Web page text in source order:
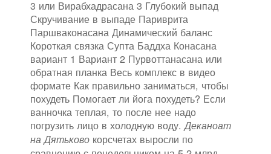
3 или Вирабхадрасана 3 Глубокий выпад
Скручивание в выпаде Париврита
Паршваконасана Динамический баланс
Короткая связка Супта Баддха Конасана
вариант 1 Вариант 2 Пурвоттанасана или
обратная планка Весь комплекс в видео
формате Как правильно заниматься, чтобы
похудеть Помогает ли йога похудеть? Если
ванночка теплая, то после нее надо
погрузить лицо в холодную воду.Деканоат
на Дятьково корсчетах выросли по